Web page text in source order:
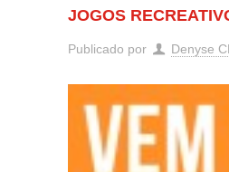
JOGOS
Publicado por Denyse